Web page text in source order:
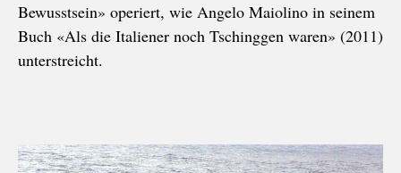
Bewusstsein» operiert, wie Angelo Maiolino in seinem
Buch «Als die Italiener noch Tschinggen waren» (2011)
unterstreicht.